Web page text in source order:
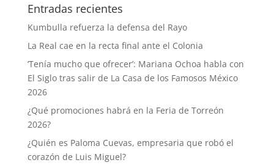
Entradas recientes
Kumbulla refuerza la defensa del Rayo
La Real cae en la recta final ante el Colonia
‘Tenía mucho que ofrecer’: Mariana Ochoa habla con
El Siglo tras salir de La Casa de los Famosos México
2026
¿Qué promociones habrá en la Feria de Torreón
2026?
¿Quién es Paloma Cuevas, empresaria que robó el
corazón de Luis Miguel?